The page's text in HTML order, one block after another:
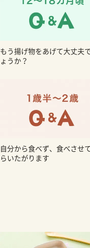
もう揚げ物をあげて大丈夫
ょうか？
自分から食べず、食べさせ
らいたがります